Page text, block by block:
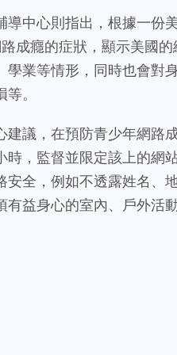
導中心則指出，根據一份
成癮的症狀，顯示美國
學業等情形，同時也會對
。
建議，在預防青少年網路
時，監督並限定該上的網
安全，例如不透露姓名、
益身心的室內、戶外活動